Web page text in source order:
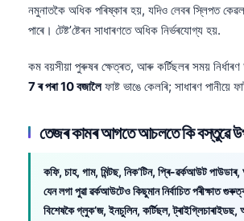
নমুনাতকৈ অধিক পৰিষ্কাৰ হয়, যদিও লেবৰ স্লিপত কেৱল
পাৰে। টেষ্ট’ষ্টেৰন সাধাৰণতে অধিক নিৰ্ভৰযোগ্য হয়.
কম বয়সীয়া পুৰুষৰ ক্ষেত্ৰত, আৰু কৰ্টিছলৰ সময়
7 ৰ পৰা 10 বজালৈফাষ্ট ভাঙে কেলৰি; সাধাৰণ পানীয়ে
তেজৰ কামৰ আগতে আচলতে কি বস্তুৱে
কফি, চাহ, গাম, মিন্টছ, নিক’টিন, প্ৰি-ৱৰ্কআউট
যেন লগা পুৱা ৱৰ্কআউটেও কিছুমান নিৰ্বাচিত পৰীক্ষাত
বিশেষকৈ গ্লুক’জ, ইনচুলিন, কৰ্টিছল, ট্ৰাইগ্লিচাৰাইডছ,